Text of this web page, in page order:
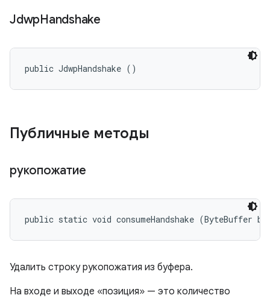
JdwpHandshake
public JdwpHandshake ()
Публичные методы
рукопожатие
public static void consumeHandshake (ByteBuffer
Удалить строку рукопожатия из буфера.
На входе и выходе «позиция» — это количество